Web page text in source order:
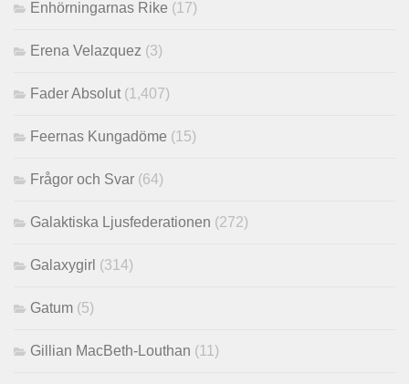
Enhörningarnas Rike (17)
Erena Velazquez (3)
Fader Absolut (1,407)
Feernas Kungadöme (15)
Frågor och Svar (64)
Galaktiska Ljusfederationen (272)
Galaxygirl (314)
Gatum (5)
Gillian MacBeth-Louthan (11)